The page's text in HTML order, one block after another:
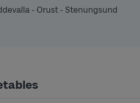
- Orust - Stenungsund